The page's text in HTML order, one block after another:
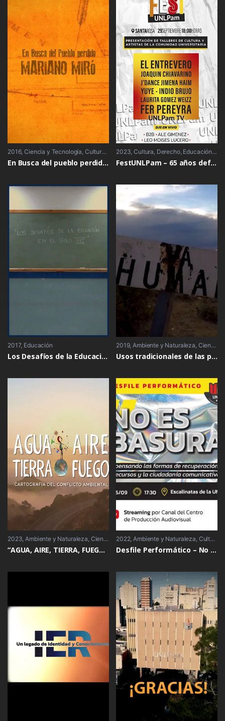
2016 Ciencia y Tecnología, Cultura , Educación,Extensión,Historia
En Busca del pueblo perdido. Mariano Miró
2023 Cultura, Derecho, Educación,
FestUNLPam – 65 años defendiendo la educación pública
2017 Educación
Los Desafíos de la Educación en el Siglo XXI
2019 Ambiente y Naturaleza, Ciencia y Tecnología
Usos tradicionales de las plantas en el oeste pampeano – Trailer
2023 Ambiente y Naturaleza, Ciencia y Tecnología ,Cultura
“AGUA, AIRE, TIERRA, FUEGO – Capítulo 1: Agua
2022 Ambiente y Naturaleza, Cultura
Desfile Performático – No es Basura